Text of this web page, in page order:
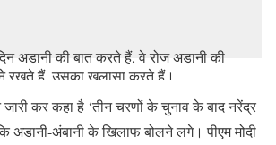
अडानी की बात करते हैं, वे रोज अडानी की
रखते हैं, उसका खुलासा करते हैं।
रोज बताते हैं कि नरेंद्र मोदी की बड़े-बड़े
pdP9t4iR4v
कर कहा है ‘तीन चरणों के चुनाव के बाद नरेंद्र
अडानी-अंबानी के खिलाफ बोलने लगे। पीएम मोदी